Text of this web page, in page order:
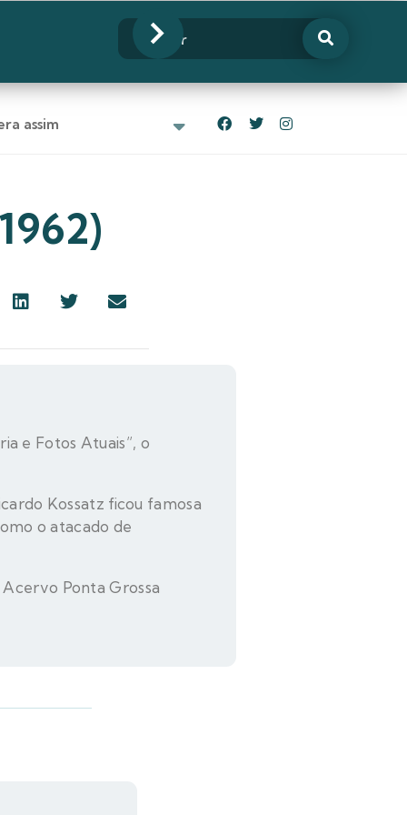
assim
e Fotos Atuais”, o
Kossatz ficou famosa
o atacado de
Ponta Grossa